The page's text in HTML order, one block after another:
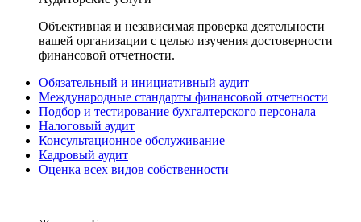
Объективная и независимая проверка деятельности
вашей организации с целью изучения достоверности
финансовой отчетности.
Обязательный и инициативный аудит
Международные стандарты финансовой отчетности
Подбор и тестирование бухгалтерского персонала
Налоговый аудит
Консультационное обслуживание
Кадровый аудит
Оценка всех видов собственности